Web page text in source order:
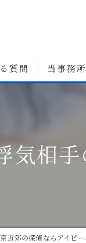
質問 当事務
人探し
気相
近郊の探偵ならアイピ